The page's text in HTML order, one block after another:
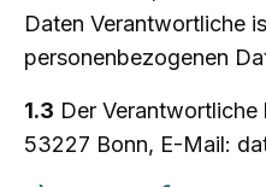
Daten Verantwortliche
personenbezogenen
1.3 Der
53227 Bonn, E-Mail: